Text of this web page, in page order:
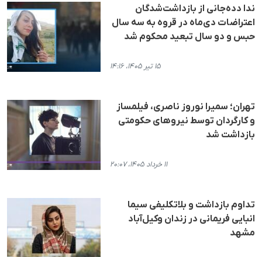
ندا دده‌جانی از بازداشت‌شدگان
اعتراضات دی‌ماه در قروه به سه سال
حبس و دو سال تبعید محکوم شد
۱۵ تیر ۱۴۰۵، ۱۴:۱۶
تهران؛ سمیرا نوروز ناصری، فیلمساز
و کارگردان توسط نیروهای حکومتی
بازداشت شد
۱۱ خرداد ۱۴۰۵، ۲۰:۰۷
تداوم بازداشت و بلاتکلیفی سیما
انبایی فریمانی در زندان وکیل‌آباد
مشهد